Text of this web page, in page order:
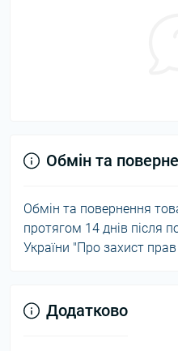
Обмін та
Обмін та повернення
протягом 14 днів після
України "Про захист
Додатково